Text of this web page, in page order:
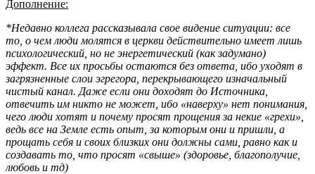
Дополнение:
*Недавно коллега рассказывала свое видение ситуации: все
то, о чем люди молятся в церкви действительно имеет лишь
психологический, но не энергетический (как задумано)
эффект. Все их просьбы остаются без ответа, ибо уходят в
загрязненные слои эгрегора, перекрывающего изначальный
чистый канал. Даже если они доходят до Источника,
отвечить им никто не может, ибо «наверху» нет понимания,
чего люди хотят и почему просят прощения за некие «грехи»,
ведь все на Земле есть опыт, за которым они и пришли, а
прощать себя и своих близких они должны сами, равно как и
создавать то, что просят «свыше» (здоровье, благополучие,
любовь и тд)